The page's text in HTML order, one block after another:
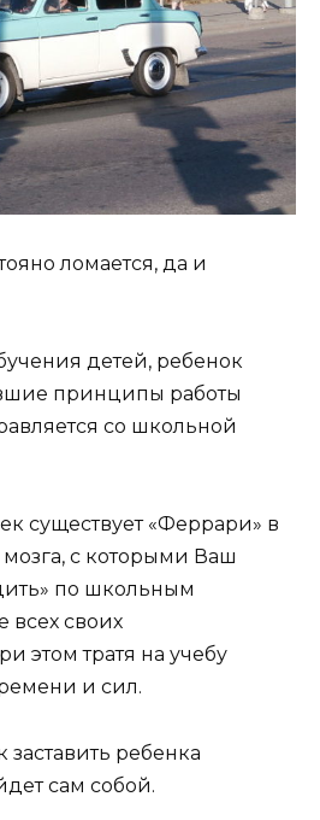
ломается, да и
детей, ребенок
принципы работы
со школьной
существует «Феррари» в
с которыми Ваш
по школьным
всех своих
этом тратя на учебу
и сил.
заставить ребенка
сам собой.